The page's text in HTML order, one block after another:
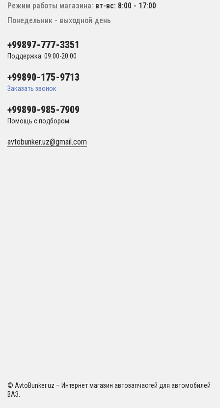
Режим работы магазина: вт-вс: 8:00 - 17:00
Понедельник - выходной день
+99897-777-3351
Поддержка: 09:00-20:00
+99890-175-9713
Заказать звонок
+99890-985-7909
Помощь с подбором
avtobunker.uz@gmail.com
© AvtoBunker.uz – Интернет магазин автозапчастей для автомобилей
ВАЗ.